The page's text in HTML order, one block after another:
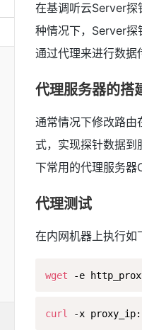
在基调听云Server探
种情况下，Server探
通过代理来进行数据
代理服务器的搭
通常情况下修改路由
式，实现探针数据
下常用的代理服务
代理测试
在内网机器上执行如
wget -e
curl